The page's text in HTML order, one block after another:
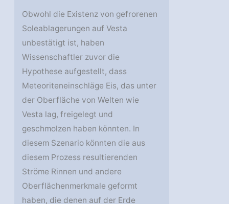
Obwohl die Existenz von gefrorenen
Soleablagerungen auf Vesta
unbestätigt ist, haben
Wissenschaftler zuvor die
Hypothese aufgestellt, dass
Meteoriteneinschläge Eis, das unter
der Oberfläche von Welten wie
Vesta lag, freigelegt und
geschmolzen haben könnten. In
diesem Szenario könnten die aus
diesem Prozess resultierenden
Ströme Rinnen und andere
Oberflächenmerkmale geformt
haben, die denen auf der Erde